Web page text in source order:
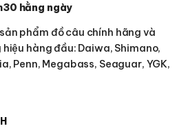
hằng ngày
phẩm đồ câu chính hãng và
hàng đầu: Daiwa, Shimano,
Penn, Megabass, Seaguar, YGK,